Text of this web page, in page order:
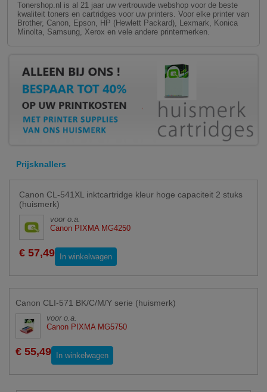
Tonershop.nl is al 21 jaar uw vertrouwde webshop voor de beste
kwaliteit toners en cartridges voor uw printers. Voor elke printer van
Brother, Canon, Epson, HP (Hewlett Packard), Lexmark, Konica
Minolta, Samsung, Xerox en vele andere printermerken.
Prijsknallers
Canon CL-541XL inktcartridge kleur hoge capaciteit 2 stuks
(huismerk)
voor o.a.
Canon PIXMA MG4250
€ 57,49 In winkelwagen
Canon CLI-571 BK/C/M/Y serie (huismerk)
voor o.a.
Canon PIXMA MG5750
€ 55,49 In winkelwagen